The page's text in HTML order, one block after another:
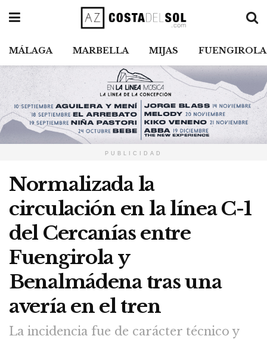
MÁLAGA MARBELLA MIJAS FUENGIROLA
PUBLICIDAD
Normalizada la
circulación en la línea C-1
del Cercanías entre
Fuengirola y
Benalmádena tras una
avería en el tren
La incidencia fue de carácter técnico y